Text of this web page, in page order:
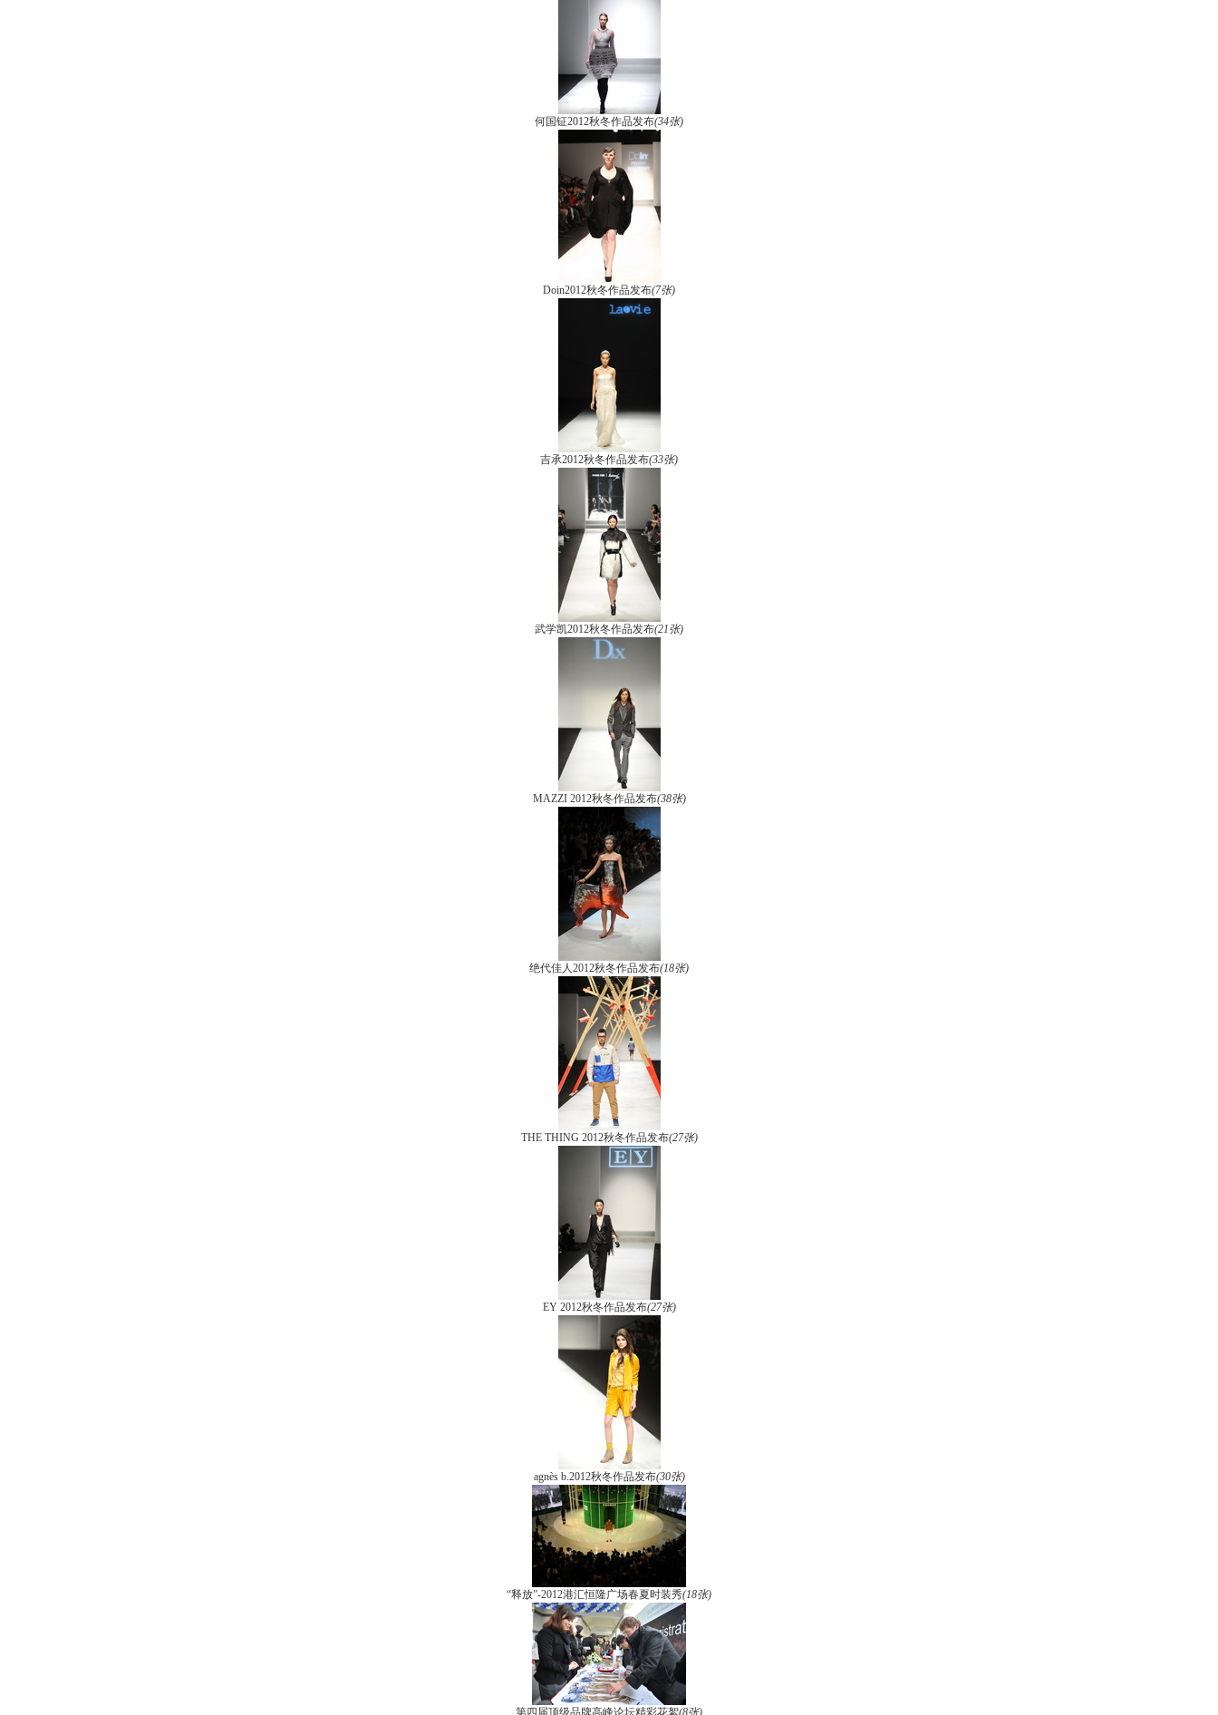
何国钲2012秋冬作品发布(34张)
Doin2012秋冬作品发布(7张)
吉承2012秋冬作品发布(33张)
武学凯2012秋冬作品发布(21张)
MAZZI 2012秋冬作品发布(38张)
绝代佳人2012秋冬作品发布(18张)
THE THING 2012秋冬作品发布(27张)
EY 2012秋冬作品发布(27张)
agnès b.2012秋冬作品发布(30张)
“释放”-2012港汇恒隆广场春夏时装秀(18张)
第四届顶级品牌高峰论坛精彩花絮(8张)